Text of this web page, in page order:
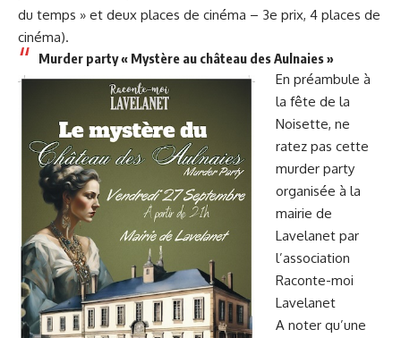
du temps » et deux places de cinéma – 3e prix, 4 places de
cinéma).
Murder party « Mystère au château des Aulnaies »
En préambule à
la fête de la
Noisette, ne
ratez pas cette
murder party
organisée à la
mairie de
Lavelanet par
l’association
Raconte-moi
Lavelanet
A noter qu’une